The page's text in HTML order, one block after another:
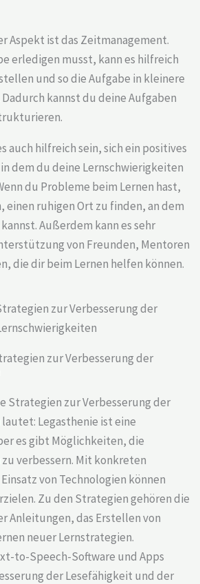
Aspekt ist das Zeitmanagement.
erledigen musst, kann es hilfreich
und so die Aufgabe in kleinere
kannst du deine Aufgaben
auch hilfreich sein, sich ein positives
dem du deine Lernschwierigkeiten
du Probleme beim Lernen hast,
einen ruhigen Ort zu finden, an dem
Außerdem kann es sehr
von Freunden, Mentoren
die dir beim Lernen helfen können.
zur Verbesserung der
Strategien zur Verbesserung der
lautet: Legasthenie ist eine
es gibt Möglichkeiten, die
zu verbessern. Mit konkreten
von Technologien können
Zu den Strategien gehören die
Anleitungen, das Erstellen von
neuer Lernstrategien.
to-Speech-Software und Apps
der Lesefähigkeit und der